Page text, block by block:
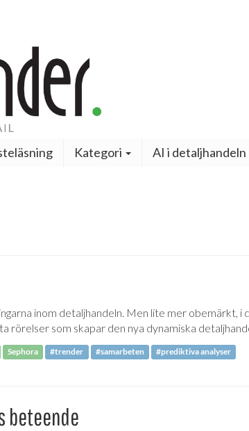
Kategori AI i detaljhandeln
inom detaljhandeln. Men lite mer obemärkt, i
rörelser som skapar den nya dynamiska
Sephora #trender #samarbeten #prediktiva analyser
beteende